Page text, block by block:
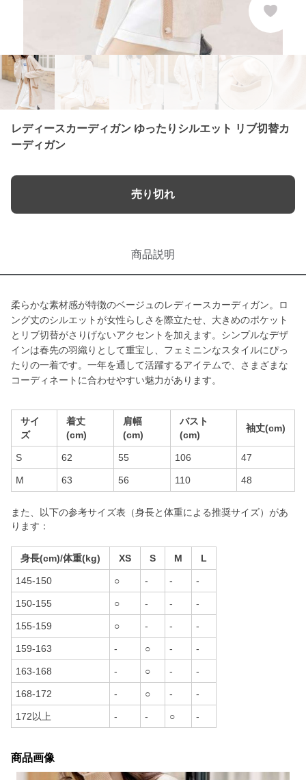
レディースカーディガン ゆったりシルエット リブ切替カ
ーディガン
売り切れ
商品説明
柔らかな素材感が特徴のベージュのレディースカーディガン。ロ
ング丈のシルエットが女性らしさを際立たせ、大きめのポケット
とリブ切替がさりげないアクセントを加えます。シンプルなデザ
インは春先の羽織りとして重宝し、フェミニンなスタイルにぴっ
たりの一着です。一年を通して活躍するアイテムで、さまざまな
コーディネートに合わせやすい魅力があります。
サイ
ズ
着丈
(cm)
肩幅
(cm)
バスト
(cm)
袖丈(cm)
S 62 55 106 47
M 63 56 110 48
また、以下の参考サイズ表（身長と体重による推奨サイズ）があ
ります：
身長(cm)/体重(kg) XS S M L
145-150 ○ - - -
150-155 ○ - - -
155-159 ○ - - -
159-163 - ○ - -
163-168 - ○ - -
168-172 - ○ - -
172以上 - - ○ -
商品画像